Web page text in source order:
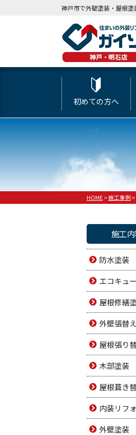
神戸市で外壁塗装・屋根
初めての方へ
HOME>施工事例>
施工
防水塗装
エコキュ
屋根修繕
外壁張替え
屋根張り
木部塗装
屋根葺き
内装リフ
外壁塗装